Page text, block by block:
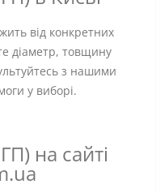
від конкретних
діаметр, товщину
з нашими
у виборі.
на сайті